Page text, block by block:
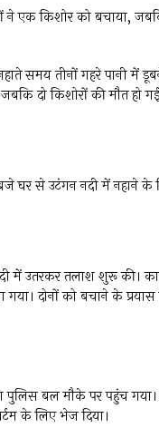
ने एक किशोर को बचाया,
समय तीनों गहरे पानी में
दो किशोरों की मौत हो
घर से उटंगन नदी में नहाने
में उतरकर तलाश शुरू की।
गया। दोनों को बचाने के
पुलिस बल मौके पर पहुंच
के लिए भेज दिया।